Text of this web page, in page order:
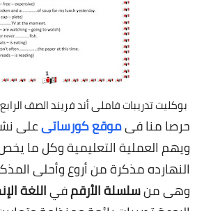
بوكليت تدريبات فاملى أند فريند الصف الرابع
حرصا منا فىموقع كورساتىعلى
ويهم العملية التعليمية وكل ما يخص
النهارده مذكرة من أروع وأحلى
وهى منسلسلة الأرقمفياللغة